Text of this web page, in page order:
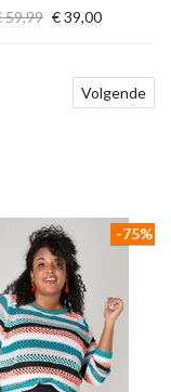
59,99 € 39,00
Volgende
-75%